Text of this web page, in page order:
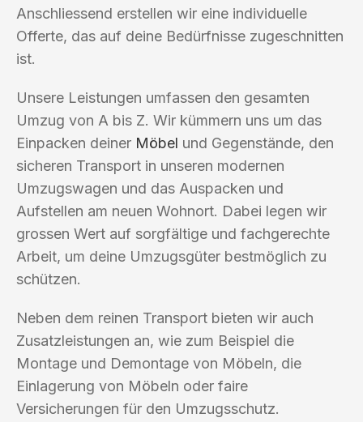
Anschliessend erstellen wir eine individuelle
Offerte, das auf deine Bedürfnisse zugeschnitten
ist.
Unsere Leistungen umfassen den gesamten
Umzug von A bis Z. Wir kümmern uns um das
Einpacken deiner Möbel und Gegenstände, den
sicheren Transport in unseren modernen
Umzugswagen und das Auspacken und
Aufstellen am neuen Wohnort. Dabei legen wir
grossen Wert auf sorgfältige und fachgerechte
Arbeit, um deine Umzugsgüter bestmöglich zu
schützen.
Neben dem reinen Transport bieten wir auch
Zusatzleistungen an, wie zum Beispiel die
Montage und Demontage von Möbeln, die
Einlagerung von Möbeln oder faire
Versicherungen für den Umzugsschutz.